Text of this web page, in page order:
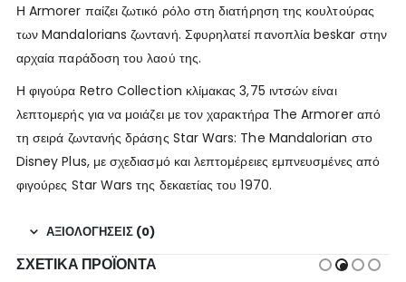
Η Armorer παίζει ζωτικό ρόλο στη διατήρηση της κουλτούρας
των Mandalorians ζωντανή. Σφυρηλατεί πανοπλία beskar στην
αρχαία παράδοση του λαού της.
Η φιγούρα Retro Collection κλίμακας 3,75 ιντσών είναι
λεπτομερής για να μοιάζει με τον χαρακτήρα The Armorer από
τη σειρά ζωντανής δράσης Star Wars: The Mandalorian στο
Disney Plus, με σχεδιασμό και λεπτομέρειες εμπνευσμένες από
φιγούρες Star Wars της δεκαετίας του 1970.
ΑΞΙΟΛΟΓΉΣΕΙΣ (0)
ΣΧΕΤΙΚΆ ΠΡΟΪΌΝΤΑ